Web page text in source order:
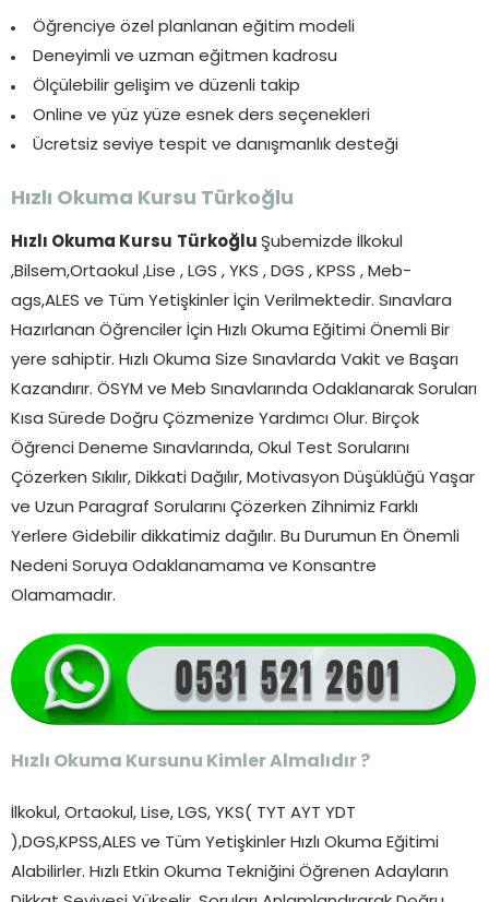
Öğrenciye özel planlanan eğitim modeli
Deneyimli ve uzman eğitmen kadrosu
Ölçülebilir gelişim ve düzenli takip
Online ve yüz yüze esnek ders seçenekleri
Ücretsiz seviye tespit ve danışmanlık desteği
Hızlı Okuma Kursu Türkoğlu
Hızlı Okuma Kursu Türkoğlu Şubemizde İlkokul
,Bilsem,Ortaokul ,Lise , LGS , YKS , DGS , KPSS , Meb-
ags,ALES ve Tüm Yetişkinler İçin Verilmektedir. Sınavlara
Hazırlanan Öğrenciler İçin Hızlı Okuma Eğitimi Önemli Bir
yere sahiptir. Hızlı Okuma Size Sınavlarda Vakit ve Başarı
Kazandırır. ÖSYM ve Meb Sınavlarında Odaklanarak Soruları
Kısa Sürede Doğru Çözmenize Yardımcı Olur. Birçok
Öğrenci Deneme Sınavlarında, Okul Test Sorularını
Çözerken Sıkılır, Dikkati Dağılır, Motivasyon Düşüklüğü Yaşar
ve Uzun Paragraf Sorularını Çözerken Zihnimiz Farklı
Yerlere Gidebilir dikkatimiz dağılır. Bu Durumun En Önemli
Nedeni Soruya Odaklanamama ve Konsantre
Olamamadır.
Hızlı Okuma Kursunu Kimler Almalıdır ?
İlkokul, Ortaokul, Lise, LGS, YKS( TYT AYT YDT
),DGS,KPSS,ALES ve Tüm Yetişkinler Hızlı Okuma Eğitimi
Alabilirler. Hızlı Etkin Okuma Tekniğini Öğrenen Adayların